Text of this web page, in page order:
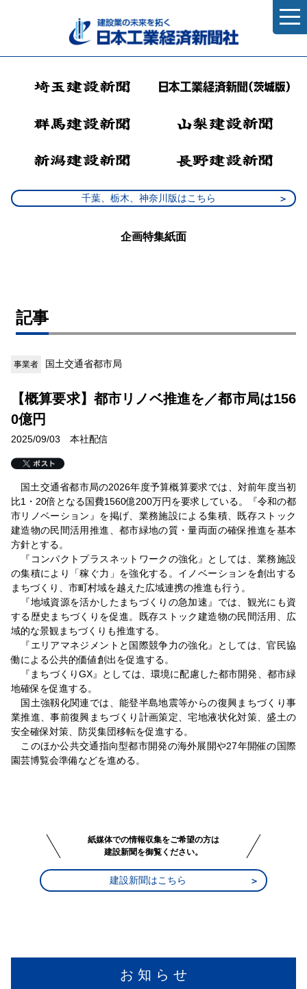
千葉、栃木、神奈川版はこちら
企画特集紙面
お 知 ら せ
記事
事業者 国土交通省都市局
【概算要求】都市リノベ推進を／都市局は156
0億円
2025/09/03 本社配信
国土交通省都市局の2026年度予算概算要求では、対前年度当初
比1・20倍となる国費1560億200万円を要求している。『令和の都
市リノベーション』を掲げ、業務施設による集積、既存ストック
建造物の民間活用推進、都市緑地の質・量両面の確保推進を基本
方針とする。
『コンパクトプラスネットワークの強化』としては、業務施設
の集積により「稼ぐ力」を強化する。イノベーションを創出する
まちづくり、市町村域を越えた広域連携の推進も行う。
『地域資源を活かしたまちづくりの急加速』では、観光にも資
する歴史まちづくりを促進。既存ストック建造物の民間活用、広
域的な景観まちづくりも推進する。
『エリアマネジメントと国際競争力の強化』としては、官民協
働による公共的価値創出を促進する。
『まちづくりGX』としては、環境に配慮した都市開発、都市緑
地確保を促進する。
国土強靱化関連では、能登半島地震等からの復興まちづくり事
業推進、事前復興まちづくり計画策定、宅地液状化対策、盛土の
安全確保対策、防災集団移転を促進する。
このほか公共交通指向型都市開発の海外展開や27年開催の国際
園芸博覧会準備などを進める。
紙媒体での情報収集をご希望の方は
建設新聞を御覧ください。
建設新聞はこちら